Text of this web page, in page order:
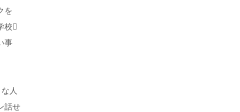
を
校
事
人
話せ